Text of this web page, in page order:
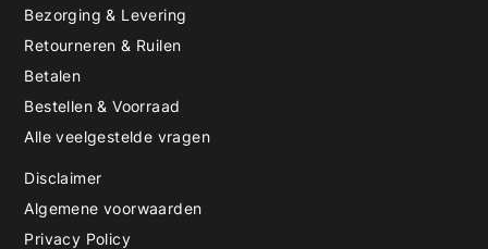
Bezorging & Levering
Retourneren & Ruilen
Betalen
Bestellen & Voorraad
Alle veelgestelde vragen
Disclaimer
Algemene voorwaarden
Privacy Policy